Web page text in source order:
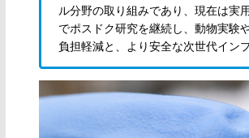
ル分野の取り組みであり、現在は実
でポスドク研究を継続し、動物実験
負担軽減と、より安全な次世代イン